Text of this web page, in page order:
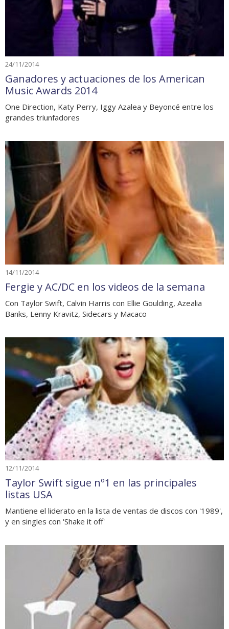
24/11/2014
Ganadores y actuaciones de los American
Music Awards 2014
One Direction, Katy Perry, Iggy Azalea y Beyoncé entre los
grandes triunfadores
14/11/2014
Fergie y AC/DC en los videos de la semana
Con Taylor Swift, Calvin Harris con Ellie Goulding, Azealia
Banks, Lenny Kravitz, Sidecars y Macaco
12/11/2014
Taylor Swift sigue nº1 en las principales
listas USA
Mantiene el liderato en la lista de ventas de discos con '1989',
y en singles con 'Shake it off'